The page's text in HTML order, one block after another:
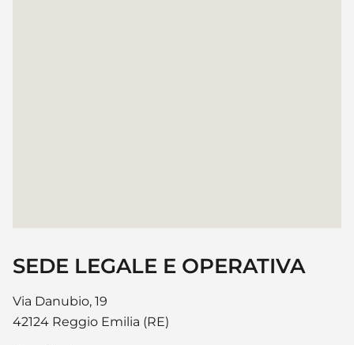
SEDE LEGALE E OPERATIVA
Via Danubio, 19
42124 Reggio Emilia (RE)